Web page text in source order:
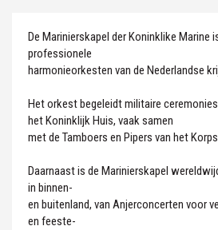
De Marinierskapel der Koninklike Marine
professionele
harmonieorkesten van de Nederlandse
Het orkest begeleidt militaire
het Koninklijk Huis, vaak samen
met de Tamboers en Pipers van het
Daarnaast is de Marinierskapel
in binnen-
en buitenland, van Anjerconcerten voor
en feeste-